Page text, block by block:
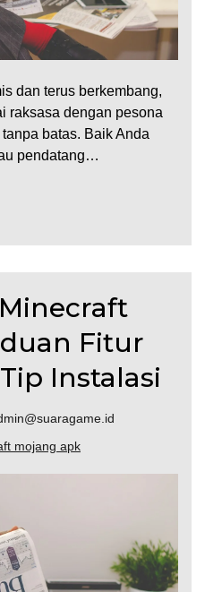
dan terus berkembang,
raksasa dengan pesona
batas. Baik Anda
pendatang…
Fitur
Instalasi
mojang apk